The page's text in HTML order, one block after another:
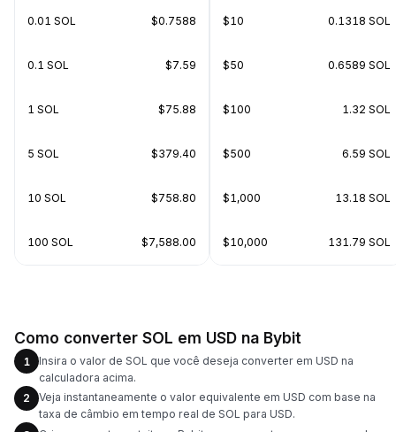
0.01 SOL $0.7588
0.1 SOL $7.59
1 SOL $75.88
5 SOL $379.40
10 SOL $758.80
100 SOL $7,588.00
$10 0.1318 SOL
$50 0.6589 SOL
$100 1.32 SOL
$500 6.59 SOL
$1,000 13.18 SOL
$10,000 131.79 SOL
Como converter SOL em USD na Bybit
1
Insira o valor de SOL que você deseja converter em USD na
calculadora acima.
2
Veja instantaneamente o valor equivalente em USD com base na
taxa de câmbio em tempo real de SOL para USD.